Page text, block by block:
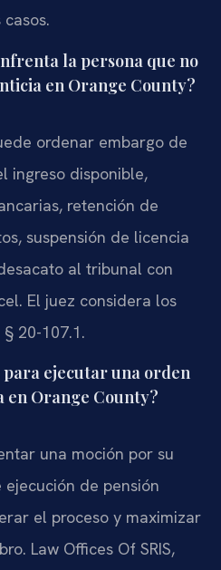
casos.
la persona que no
en Orange County?
ordenar embargo de
ingreso disponible,
retención de
suspensión de licencia
al tribunal con
El juez considera los
20-107.1.
para ejecutar una orden
en Orange County?
una moción por su
de pensión
el proceso y maximizar
Law Offices Of SRIS,